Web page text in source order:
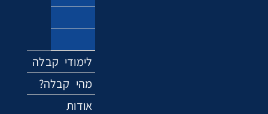
לימודי קבלה
?מהי קבלה
אודות